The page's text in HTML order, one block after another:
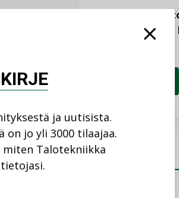
Vesi- ja
jämähtänyt
NIMITYKSET
ja uutisista.
jo yli 3000 tilaajaa.
miten Talotekniikka